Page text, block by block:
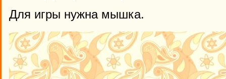
Для игры нужна мышка.